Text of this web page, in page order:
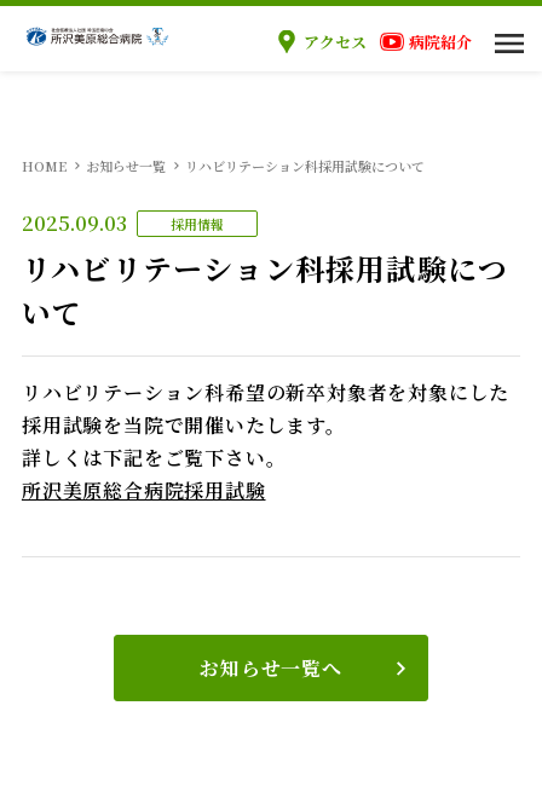
アクセス 病院紹介
ご来院の方へ
診療科
医療関係者の方へ
採用情報
HOME お知らせ一覧 リハビリテーション科採用試験について
2025.09.03 採用情報
リハビリテーション科採用試験につ
いて
リハビリテーション科希望の新卒対象者を対象にした
採用試験を当院で開催いたします。
詳しくは下記をご覧下さい。
所沢美原総合病院採用試験
お知らせ一覧へ